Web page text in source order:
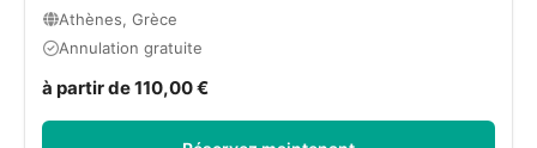
Athènes, Grèce
Annulation gratuite
à partir de 110,00 €